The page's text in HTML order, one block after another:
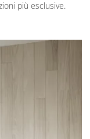
più esclusive.